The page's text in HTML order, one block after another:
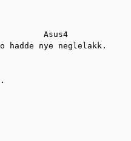
Asus4
hadde nye neglelakk.